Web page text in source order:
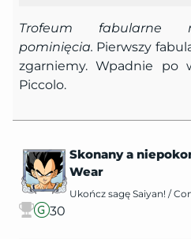
Trofeum fabularne
pominięcia. Pierwszy
zgarniemy. Wpadnie po
Piccolo.
30
Skonany a
Wear
Ukończ sagę Saiyan! /